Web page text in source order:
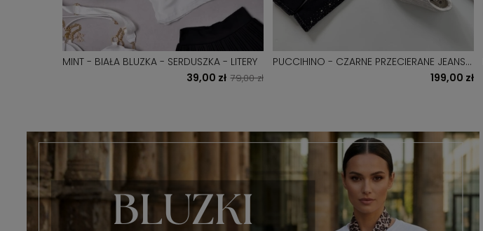
MINT - BIAŁA BLUZKA - SERDUSZKA - LITERY
79,00 zł
39,00 zł
PUCCIHINO - CZARNE PRZECIERANE JEANSY
199,00 zł